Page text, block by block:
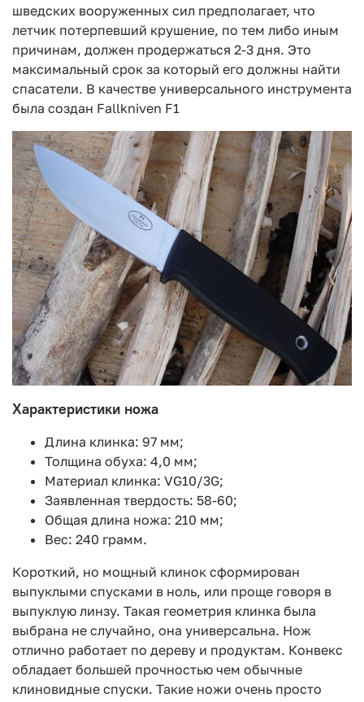
шведских вооруженных сил предполагает, что
летчик потерпевший крушение, по тем либо иным
причинам, должен продержаться 2-3 дня. Это
максимальный срок за который его должны найти
спасатели. В качестве универсального инструмента
была создан Fallkniven F1
Характеристики ножа
Длина клинка: 97 мм;
Толщина обуха: 4,0 мм;
Материал клинка: VG10/3G;
Заявленная твердость: 58-60;
Общая длина ножа: 210 мм;
Вес: 240 грамм.
Короткий, но мощный клинок сформирован
выпуклыми спусками в ноль, или проще говоря в
выпуклую линзу. Такая геометрия клинка была
выбрана не случайно, она универсальна. Нож
отлично работает по дереву и продуктам. Конвекс
обладает большей прочностью чем обычные
клиновидные спуски. Такие ножи очень просто